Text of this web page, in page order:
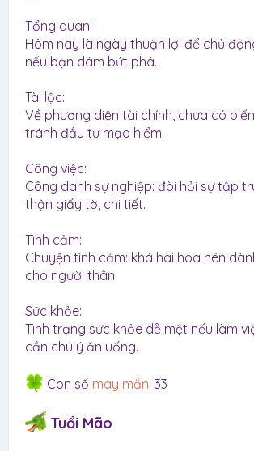
Tổng quan:
Hôm nay là ngày thuận lợi để chủ
nếu bạn dám bứt phá.
Tài lộc:
Về phương diện tài chính, chưa có
tránh đầu tư mạo hiểm.
Công việc:
Công danh sự nghiệp: đòi hỏi sự tập
thận giấy tờ, chi tiết.
Tình cảm:
Chuyện tình cảm: khá hài hòa nên
cho người thân.
Sức khỏe:
Tình trạng sức khỏe dễ mệt nếu làm
cần chú ý ăn uống.
Con số may mắn: 33
Tuổi Mão